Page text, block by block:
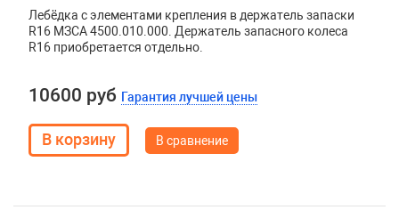
Лебёдка с элементами крепления в держатель запаски
R16 МЗСА 4500.010.000. Держатель запасного колеса
R16 приобретается отдельно.
10600 руб Гарантия лучшей цены
В сравнение